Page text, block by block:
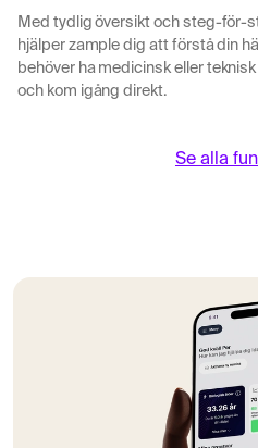
Med tydlig översikt och steg-för-
hjälper zample dig att förstå din
behöver ha medicinsk eller
och kom igång direkt.
Se alla